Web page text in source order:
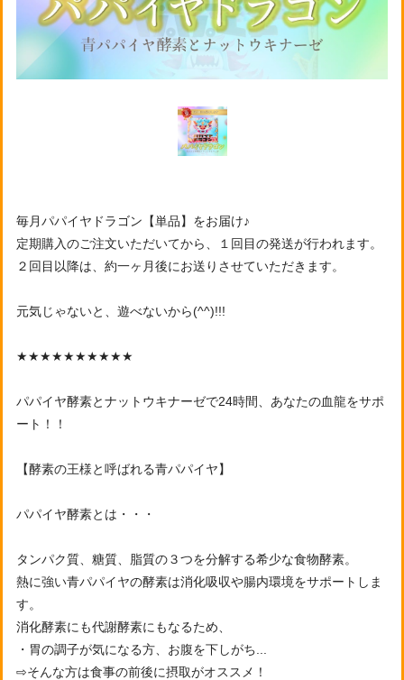
毎月パパイヤドラゴン【単品】をお届け♪
定期購入のご注文いただいてから、１回目の発送が行われます。
２回目以降は、約一ヶ月後にお送りさせていただきます。
元気じゃないと、遊べないから(^^)!!!
★★★★★★★★★★
パパイヤ酵素とナットウキナーゼで24時間、あなたの血龍をサポ
ート！！
【酵素の王様と呼ばれる青パパイヤ】
パパイヤ酵素とは・・・
タンパク質、糖質、脂質の３つを分解する希少な食物酵素。
熱に強い青パパイヤの酵素は消化吸収や腸内環境をサポートしま
す。
消化酵素にも代謝酵素にもなるため、
・胃の調子が気になる方、お腹を下しがち...
⇨そんな方は食事の前後に摂取がオススメ！